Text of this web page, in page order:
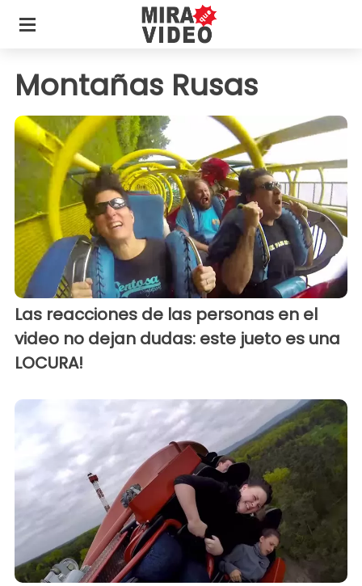
Montañas Rusas
Las reacciones de las personas en el
video no dejan dudas: este jueto es una
LOCURA!